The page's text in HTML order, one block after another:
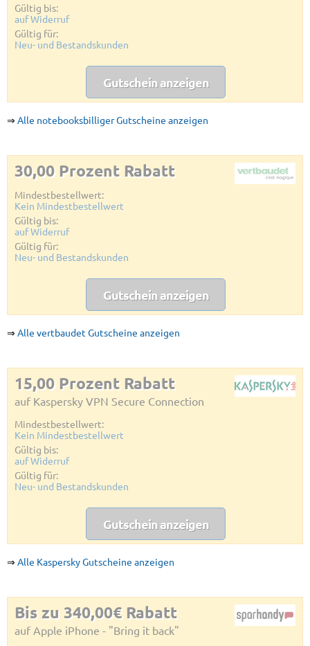
Gültig bis:
auf Widerruf
Gültig für:
Neu- und Bestandskunden
Gutschein anzeigen
⇒ Alle notebooksbilliger Gutscheine anzeigen
30,00 Prozent Rabatt
Mindestbestellwert:
Kein Mindestbestellwert
Gültig bis:
auf Widerruf
Gültig für:
Neu- und Bestandskunden
Gutschein anzeigen
⇒ Alle vertbaudet Gutscheine anzeigen
15,00 Prozent Rabatt
auf Kaspersky VPN Secure Connection
Mindestbestellwert:
Kein Mindestbestellwert
Gültig bis:
auf Widerruf
Gültig für:
Neu- und Bestandskunden
Gutschein anzeigen
⇒ Alle Kaspersky Gutscheine anzeigen
Bis zu 340,00€ Rabatt
auf Apple iPhone - "Bring it back"